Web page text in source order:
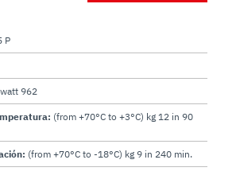
P
watt 962
(from +70°C to +3°C) kg 12 in 90
(from +70°C to -18°C) kg 9 in 240 min.